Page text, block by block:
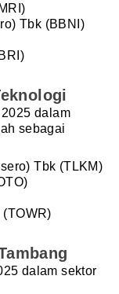
Tbk (BBNI)
2025 dalam
sebagai
Tbk (TLKM)
dalam sektor